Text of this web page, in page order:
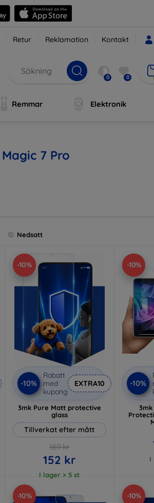
Retur Reklamation Kontakt
0 0
Remmar Elektronik
7 Pro
Nedsatt
-10%
-10%
Rabatt
med
kupong
EXTRA10
3mk Pure Matt protective
glass
Tillverkat efter mått
169 kr
152 kr
I lager > 5 st
-10%
-10%
I
-10% -10%